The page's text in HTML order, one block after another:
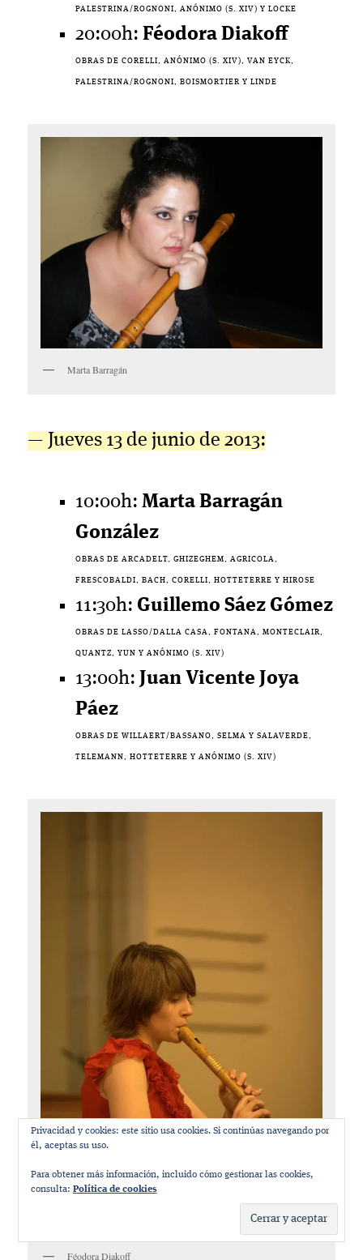
PALESTRINA/ROGNONI, ANÓNIMO (S. XIV) Y LOCKE
20:00h:Féodora Diakoff
OBRAS DE CORELLI, ANÓNIMO (S. XIV), VAN EYCK,
PALESTRINA/ROGNONI, BOISMORTIER Y LINDE
Marta Barragán
— Jueves 13 de junio de 2013:
10:00h:Marta Barragán
González
OBRAS DE ARCADELT, GHIZEGHEM, AGRICOLA,
FRESCOBALDI, BACH, CORELLI, HOTTETERRE Y HIROSE
11:30h: Guillemo Sáez Gómez
OBRAS DE LASSO/DALLA CASA, FONTANA, MONTECLAIR,
QUANTZ, YUN Y ANÓNIMO (S. XIV)
13:00h: Juan Vicente Joya
Páez
OBRAS DE WILLAERT/BASSANO, SELMA Y SALAVERDE,
TELEMANN, HOTTETERRE Y ANÓNIMO (S. XIV)
Féodora Diakoff
Privacidad y cookies: este sitio usa cookies. Si continúas navegando por
él, aceptas su uso.
Para obtener más información, incluido cómo gestionar las cookies,
consulta: Política de cookies